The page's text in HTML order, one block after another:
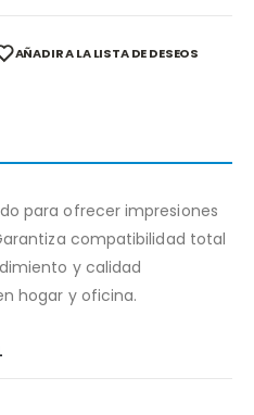
AÑADIR A LA LISTA DE DESEOS
para ofrecer impresiones
compatibilidad total
y calidad
hogar y oficina.